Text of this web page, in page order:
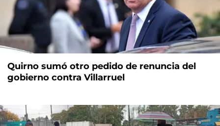
Quirno sumó otro pedido de renuncia del
gobierno contra Villarruel